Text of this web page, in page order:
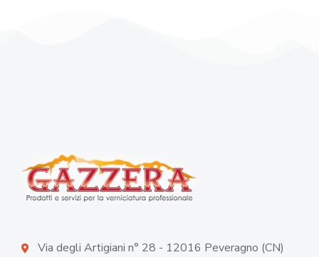
Via degli Artigiani n° 28 - 12016 Peveragno (CN)